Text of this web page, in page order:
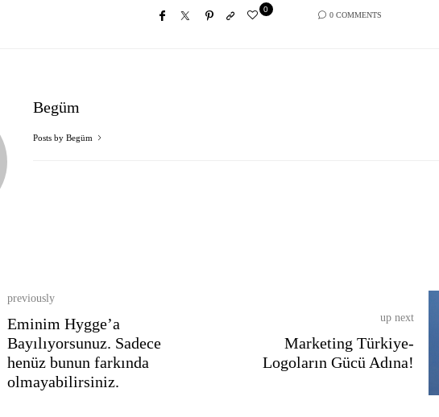
0
0 COMMENTS
Begüm
Posts by Begüm
previously
Eminim Hygge’a
Bayılıyorsunuz. Sadece
henüz bunun farkında
olmayabilirsiniz.
up next
Marketing Türkiye-
Logoların Gücü Adına!